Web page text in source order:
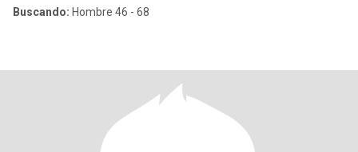
Buscando: Hombre 46 - 68